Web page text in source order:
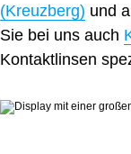
(Kreuzberg) und
Sie bei uns auch
Kontaktlinsen